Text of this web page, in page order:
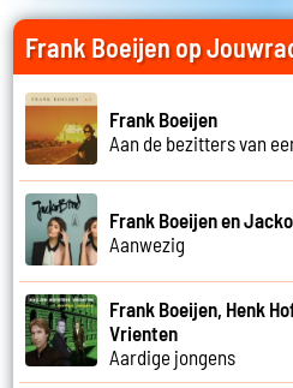
Frank Boeijen op
Frank Boeijen
Aan de bezitters van
Frank Boeijen en
Aanwezig
Frank Boeijen, Henk
Vrienten
Aardige jongens